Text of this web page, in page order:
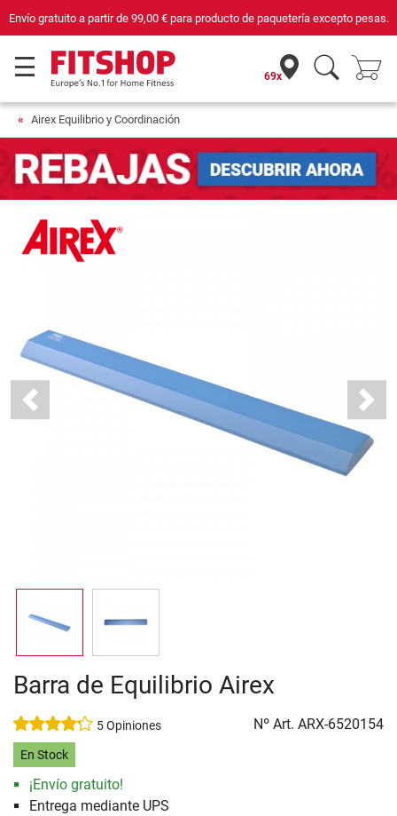
Envío gratuito a partir de99,00 €para producto de paquetería excepto pesas.
69x
Airex Equilibrio y Coordinación
Previous Next
Barra de Equilibrio Airex
5 Opiniones Nº Art. ARX-6520154
En Stock
¡Envío gratuito!
Entrega mediante UPS